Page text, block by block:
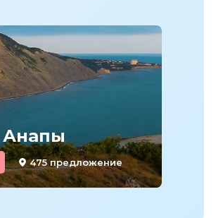
Анапы
475 предложение